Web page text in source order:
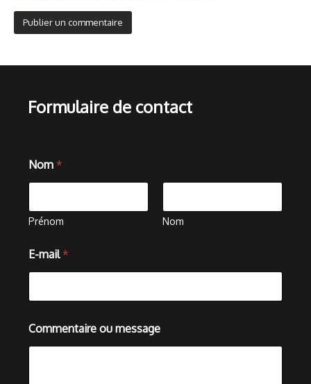
Formulaire de contact
Nom *
Prénom Nom
E-mail *
e
s
Commentaire ou message